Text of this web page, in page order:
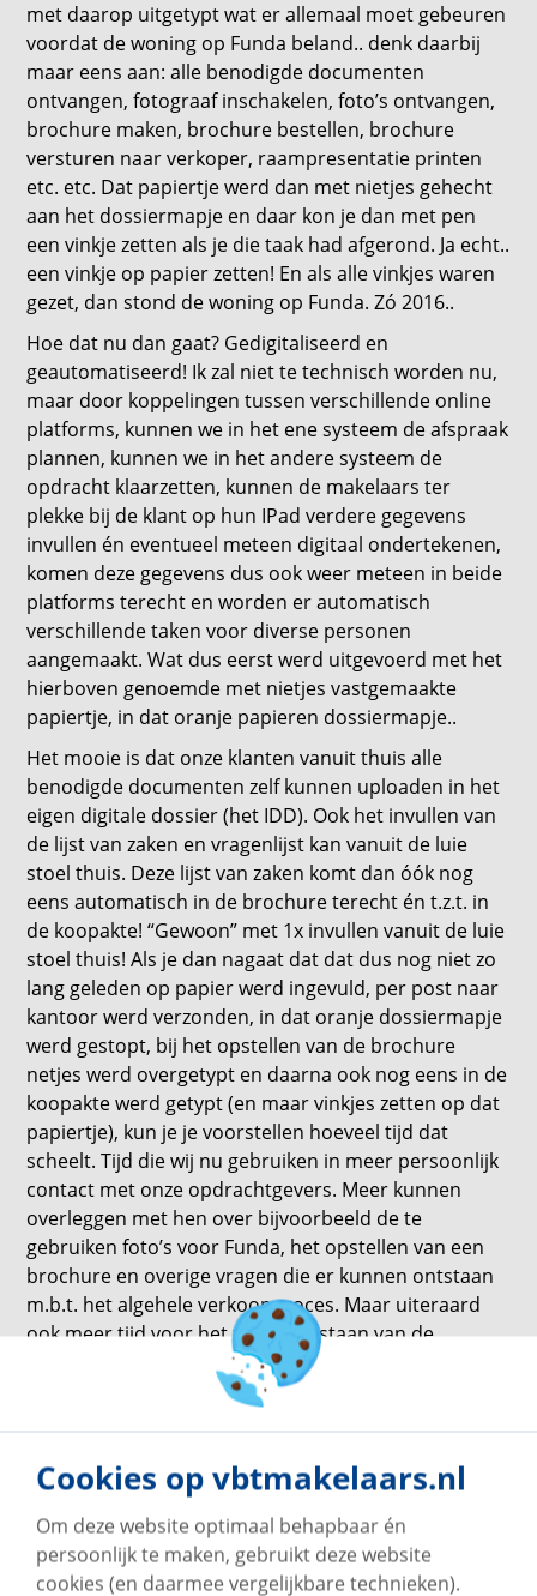
met daarop uitgetypt wat er allemaal moet gebeuren
voordat de woning op Funda beland.. denk daarbij
maar eens aan: alle benodigde documenten
ontvangen, fotograaf inschakelen, foto’s ontvangen,
brochure maken, brochure bestellen, brochure
versturen naar verkoper, raampresentatie printen
etc. etc. Dat papiertje werd dan met nietjes gehecht
aan het dossiermapje en daar kon je dan met pen
een vinkje zetten als je die taak had afgerond. Ja echt..
een vinkje op papier zetten! En als alle vinkjes waren
gezet, dan stond de woning op Funda. Zó 2016..
Hoe dat nu dan gaat? Gedigitaliseerd en
geautomatiseerd! Ik zal niet te technisch worden nu,
maar door koppelingen tussen verschillende online
platforms, kunnen we in het ene systeem de afspraak
plannen, kunnen we in het andere systeem de
opdracht klaarzetten, kunnen de makelaars ter
plekke bij de klant op hun IPad verdere gegevens
invullen én eventueel meteen digitaal ondertekenen,
komen deze gegevens dus ook weer meteen in beide
platforms terecht en worden er automatisch
verschillende taken voor diverse personen
aangemaakt. Wat dus eerst werd uitgevoerd met het
hierboven genoemde met nietjes vastgemaakte
papiertje, in dat oranje papieren dossiermapje..
Het mooie is dat onze klanten vanuit thuis alle
benodigde documenten zelf kunnen uploaden in het
eigen digitale dossier (het IDD). Ook het invullen van
de lijst van zaken en vragenlijst kan vanuit de luie
stoel thuis. Deze lijst van zaken komt dan óók nog
eens automatisch in de brochure terecht én t.z.t. in
de koopakte! “Gewoon” met 1x invullen vanuit de luie
stoel thuis! Als je dan nagaat dat dat dus nog niet zo
lang geleden op papier werd ingevuld, per post naar
kantoor werd verzonden, in dat oranje dossiermapje
werd gestopt, bij het opstellen van de brochure
netjes werd overgetypt en daarna ook nog eens in de
koopakte werd getypt (en maar vinkjes zetten op dat
papiertje), kun je je voorstellen hoeveel tijd dat
scheelt. Tijd die wij nu gebruiken in meer persoonlijk
contact met onze opdrachtgevers. Meer kunnen
overleggen met hen over bijvoorbeeld de te
gebruiken foto’s voor Funda, het opstellen van een
brochure en overige vragen die er kunnen ontstaan
m.b.t. het algehele verkoopproces. Maar uiteraard
ook meer tijd voor het te woord staan van de
kandidaten die gaan bezichtigen en een afspraak
willen plannen. Alhoewel dat bij sommige woningen
Daarbij kunnen onze verkopers in het IDD alle
opvolging continue inzien. Zijn de foto’s klaar? Dan
staan deze ook automatisch in het IDD.. Is de
woningtekst klaar? Deze kunnen ze alvast lezen in het
IDD. Ze kunnen zelfs de bezichtigingsafspraken goed-
Cookies op vbtmakelaars.nl
Om deze website optimaal behapbaar én
persoonlijk te maken, gebruikt deze website
cookies (en daarmee vergelijkbare technieken).